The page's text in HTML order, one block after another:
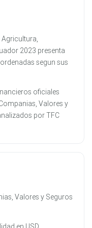
Agricultura,
2023 presenta
segun sus
oficiales
Valores y
por TFC
Valores y Seguros